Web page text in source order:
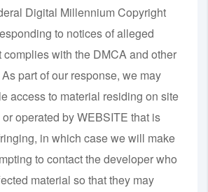
Digital Millennium Copyright
to notices of alleged
complies with the DMCA and other
part of our response, we may
access to material residing on site
operated by WEBSITE that is
in which case we will make
to contact the developer who
material so that they may